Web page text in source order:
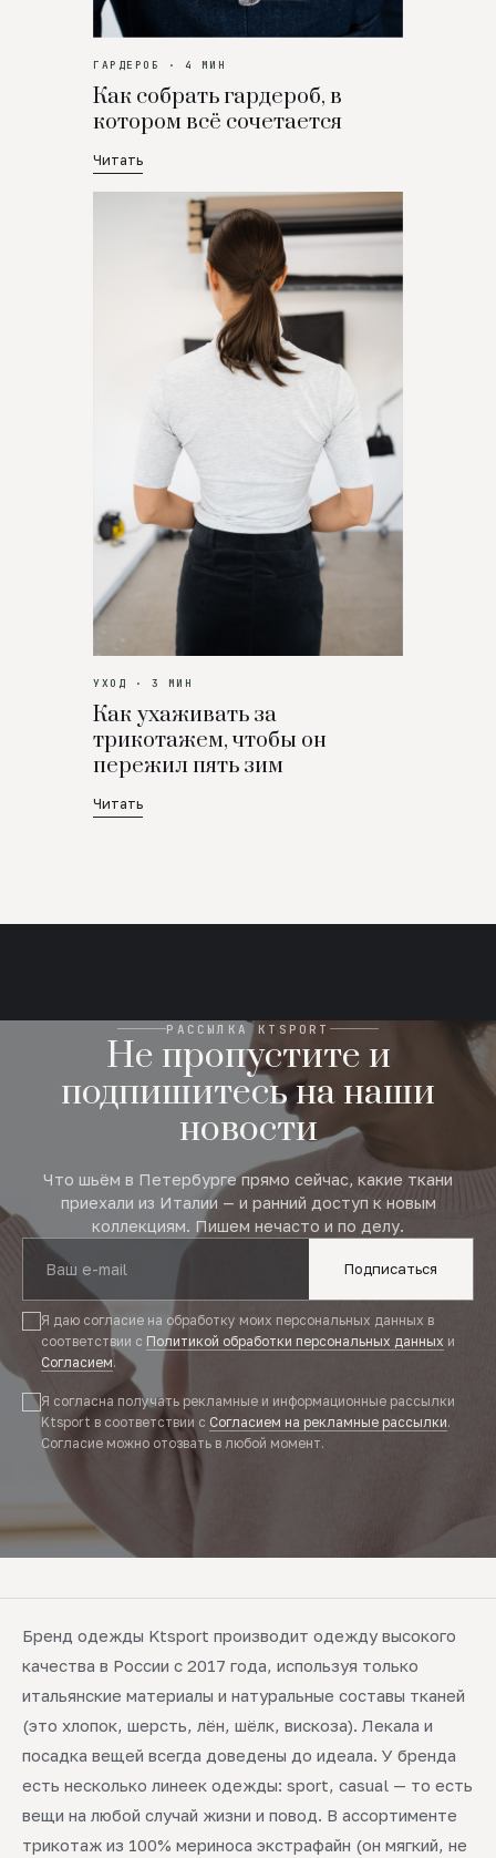
ГАРДЕРОБ · 4 МИН
Как собрать гардероб, в
котором всё сочетается
Читать
УХОД · 3 МИН
Как ухаживать за
трикотажем, чтобы он
пережил пять зим
Читать
РАССЫЛКА KTSPORT
Не пропустите и
подпишитесь на наши
новости
Что шьём в Петербурге прямо сейчас, какие ткани
приехали из Италии — и ранний доступ к новым
коллекциям. Пишем нечасто и по делу.
Подписаться
Я даю согласие на обработку моих персональных данных в
соответствии с Политикой обработки персональных данных и
Согласием.
Я согласна получать рекламные и информационные рассылки
Ktsport в соответствии с Согласием на рекламные рассылки.
Согласие можно отозвать в любой момент.
Бренд одежды Ktsport производит одежду высокого
качества в России с 2017 года, используя только
итальянские материалы и натуральные составы тканей
(это хлопок, шерсть, лён, шёлк, вискоза). Лекала и
посадка вещей всегда доведены до идеала. У бренда
есть несколько линеек одежды: sport, casual — то есть
вещи на любой случай жизни и повод. В ассортименте
трикотаж из 100% мериноса экстрафайн (он мягкий, не